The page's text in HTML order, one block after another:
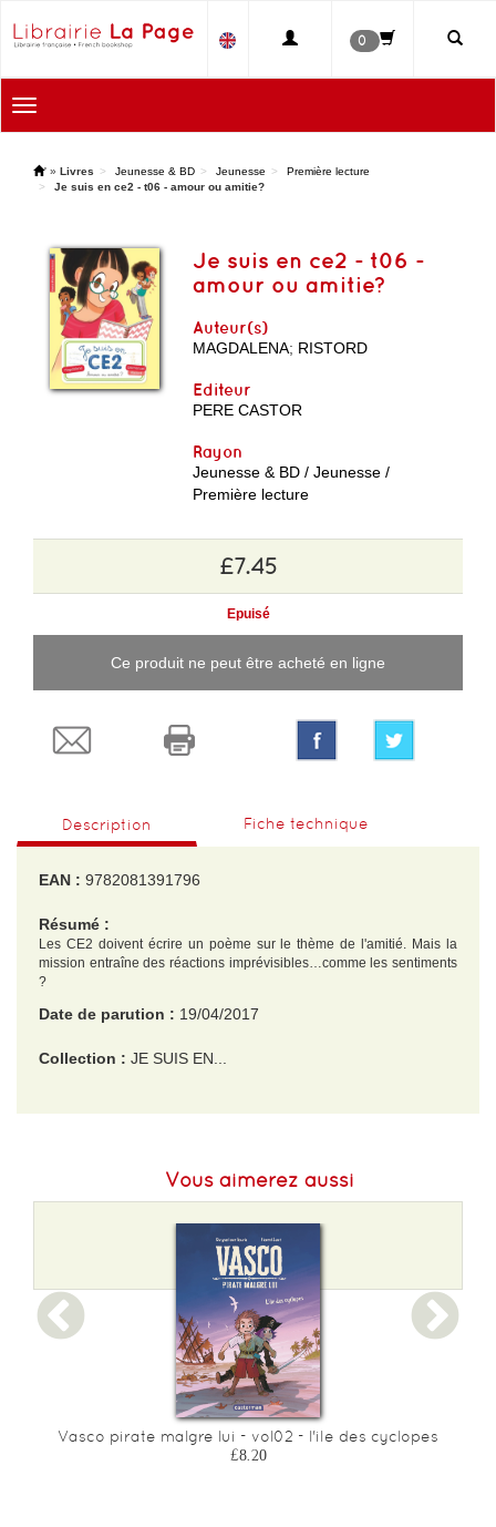
0
Toggle
navigation
' » Livres Jeunesse & BD Jeunesse
Première lecture
Je suis en ce2 - t06 - amour ou amitie?
Je suis en ce2 - t06 -
amour ou amitie?
Auteur(s)
MAGDALENA; RISTORD
Editeur
PERE CASTOR
Rayon
Jeunesse & BD / Jeunesse /
Première lecture
£7.45
Epuisé
Ce produit ne peut être acheté en ligne
Description Fiche technique
EAN : 9782081391796
Résumé :
Les CE2 doivent écrire un poème sur le thème de l'amitié. Mais la
mission entraîne des réactions imprévisibles…comme les sentiments
?
Date de parution : 19/04/2017
Collection : JE SUIS EN...
Vous aimerez aussi
Vasco pirate malgre lui - vol02 - l'ile des cyclopes
£8.20